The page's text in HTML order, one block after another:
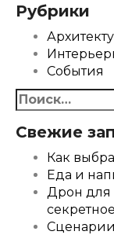
Рубрики
События
Найти:
Свежие
Как
Еда и
Дрон для